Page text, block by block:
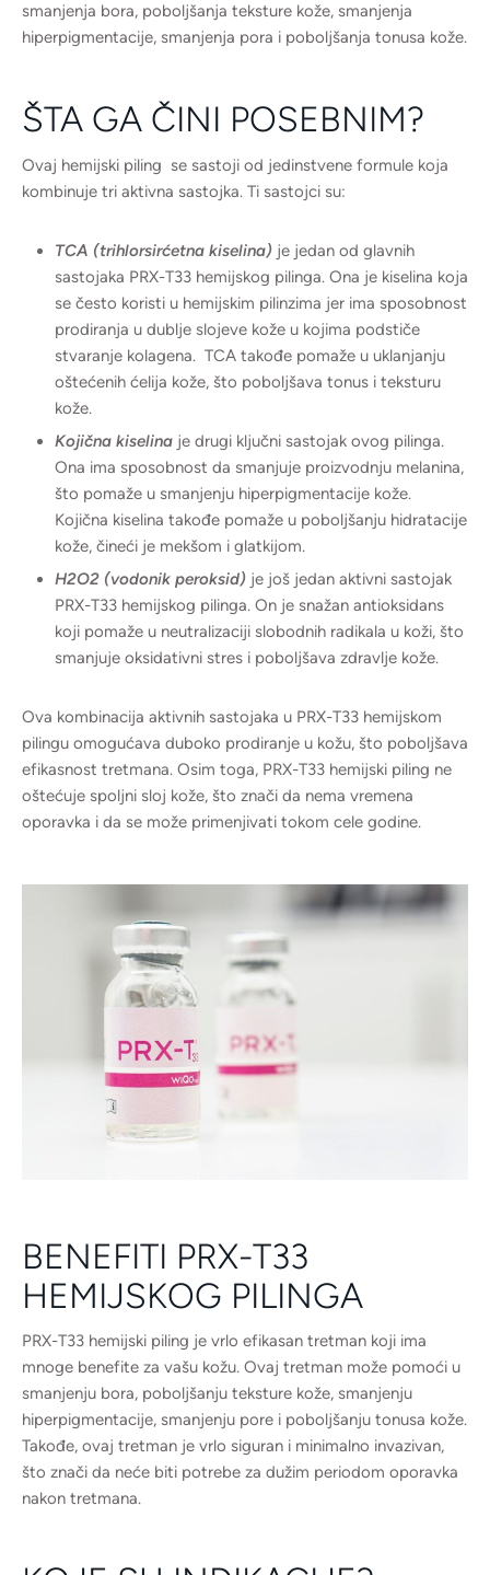
smanjenja bora, poboljšanja teksture kože, smanjenja
hiperpigmentacije, smanjenja pora i poboljšanja tonusa kože.
ŠTA GA ČINI POSEBNIM?
Ovaj hemijski piling se sastoji od jedinstvene formule koja
kombinuje tri aktivna sastojka. Ti sastojci su:
TCA (trihlorsirćetna kiselina) je jedan od glavnih
sastojaka PRX-T33 hemijskog pilinga. Ona je kiselina koja
se često koristi u hemijskim pilinzima jer ima sposobnost
prodiranja u dublje slojeve kože u kojima podstiče
stvaranje kolagena. TCA takođe pomaže u uklanjanju
oštećenih ćelija kože, što poboljšava tonus i teksturu
kože.
Kojična kiselina je drugi ključni sastojak ovog pilinga.
Ona ima sposobnost da smanjuje proizvodnju melanina,
što pomaže u smanjenju hiperpigmentacije kože.
Kojična kiselina takođe pomaže u poboljšanju hidratacije
kože, čineći je mekšom i glatkijom.
H2O2 (vodonik peroksid) je još jedan aktivni sastojak
PRX-T33 hemijskog pilinga. On je snažan antioksidans
koji pomaže u neutralizaciji slobodnih radikala u koži, što
smanjuje oksidativni stres i poboljšava zdravlje kože.
Ova kombinacija aktivnih sastojaka u PRX-T33 hemijskom
pilingu omogućava duboko prodiranje u kožu, što poboljšava
efikasnost tretmana. Osim toga, PRX-T33 hemijski piling ne
oštećuje spoljni sloj kože, što znači da nema vremena
oporavka i da se može primenjivati tokom cele godine.
BENEFITI PRX-T33
HEMIJSKOG PILINGA
PRX-T33 hemijski piling je vrlo efikasan tretman koji ima
mnoge benefite za vašu kožu. Ovaj tretman može pomoći u
smanjenju bora, poboljšanju teksture kože, smanjenju
hiperpigmentacije, smanjenju pore i poboljšanju tonusa kože.
Takođe, ovaj tretman je vrlo siguran i minimalno invazivan,
što znači da neće biti potrebe za dužim periodom oporavka
nakon tretmana.